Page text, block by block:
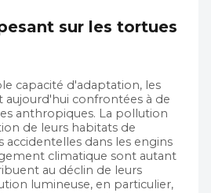
sur les tortues
capacité d'adaptation, les
aujourd'hui confrontées à de
anthropiques. La pollution
de leurs habitats de
accidentelles dans les engins
climatique sont autant
au déclin de leurs
lumineuse, en particulier,